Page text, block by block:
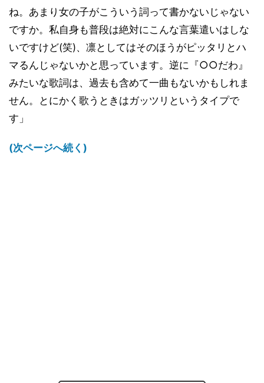
ね。あまり女の子がこういう詞って書かないじゃない
ですか。私自身も普段は絶対にこんな言葉遣いはしな
いですけど(笑)、凛としてはそのほうがピッタリとハ
マるんじゃないかと思っています。逆に『○○だわ』
みたいな歌詞は、過去も含めて一曲もないかもしれま
せん。とにかく歌うときはガッツリというタイプで
す」
(次ページへ続く)